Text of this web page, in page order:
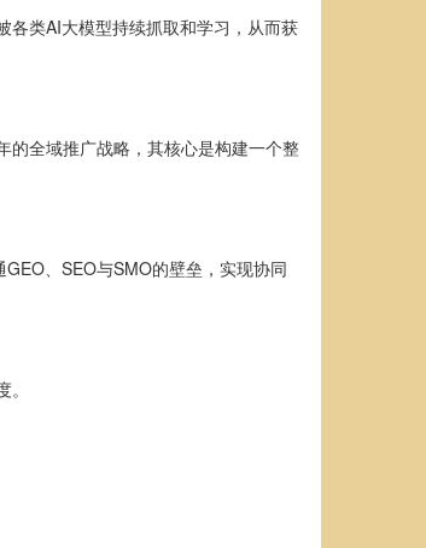
各类AI大模型持续抓取和学习，从而获
的全域推广战略，其核心是构建一个整
、SEO与SMO的壁垒，实现协同